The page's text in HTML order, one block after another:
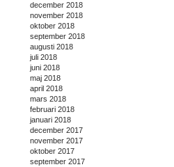
december 2018
november 2018
oktober 2018
september 2018
augusti 2018
juli 2018
juni 2018
maj 2018
april 2018
mars 2018
februari 2018
januari 2018
december 2017
november 2017
oktober 2017
september 2017